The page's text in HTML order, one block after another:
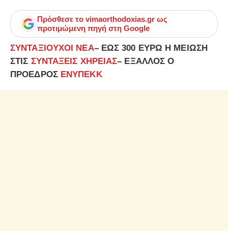
Πρόσθεσε το vimaorthodoxias.gr ως
προτιμώμενη πηγή στη Google
ΣΥΝΤΑΞΙΟΥΧΟΙ ΝΕΑ– ΕΩΣ 300 ΕΥΡΩ Η ΜΕΙΩΣΗ
ΣΤΙΣ ΣΥΝΤΑΞΕΙΣ ΧΗΡΕΙΑΣ– ΕΞΑΛΛΟΣ Ο
ΠΡΟΕΔΡΟΣ ΕΝΥΠΕΚΚ